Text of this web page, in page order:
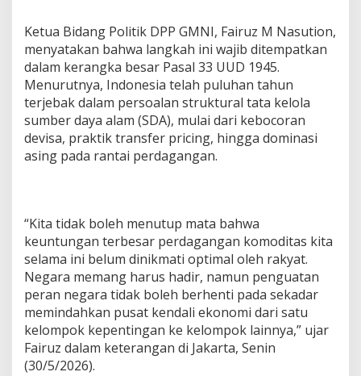
n
k
o
n
o
m
i
N
a
a
l
Ketua Bidang Politik DPP GMNI, Fairuz M Nasution,
menyatakan bahwa langkah ini wajib ditempatkan
dalam kerangka besar Pasal 33 UUD 1945.
Menurutnya, Indonesia telah puluhan tahun
terjebak dalam persoalan struktural tata kelola
sumber daya alam (SDA), mulai dari kebocoran
devisa, praktik transfer pricing, hingga dominasi
asing pada rantai perdagangan.
“Kita tidak boleh menutup mata bahwa
keuntungan terbesar perdagangan komoditas kita
selama ini belum dinikmati optimal oleh rakyat.
Negara memang harus hadir, namun penguatan
peran negara tidak boleh berhenti pada sekadar
memindahkan pusat kendali ekonomi dari satu
kelompok kepentingan ke kelompok lainnya,” ujar
Fairuz dalam keterangan di Jakarta, Senin
(30/5/2026).